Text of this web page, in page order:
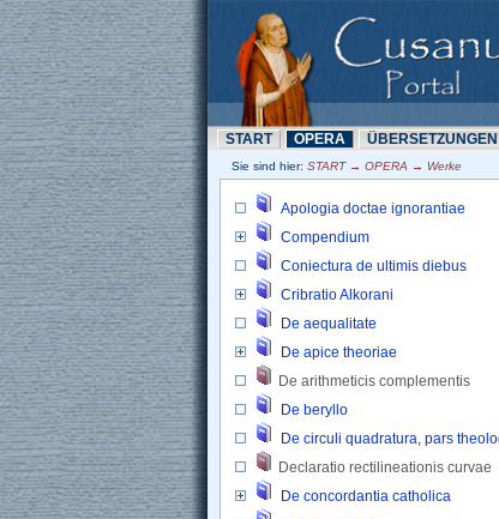
START OPERA ÜBERSETZUNN
Sie sind hier: START → OPERA → Werke
Apologia doctae ignorantiae
Compendium
Coniectura de ultimis diebus
Cribratio Alkorani
De aequalitate
De apice theoriae
De arithmeticis complementis
De beryllo
De circuli quadratura, pars
Declaratio rectilineationis curvae
De concordantia catholica